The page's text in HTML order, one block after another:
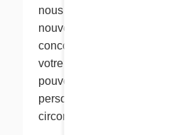
nous souvenir de vous lorsque
nouveau le site, pour
concours et tirages au sort et
votre expérience sur le site
pouvons associer des
personnels à un fichier cookie
circonstances.